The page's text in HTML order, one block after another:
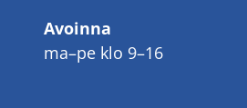
Avoinna
ma–pe klo 9–16